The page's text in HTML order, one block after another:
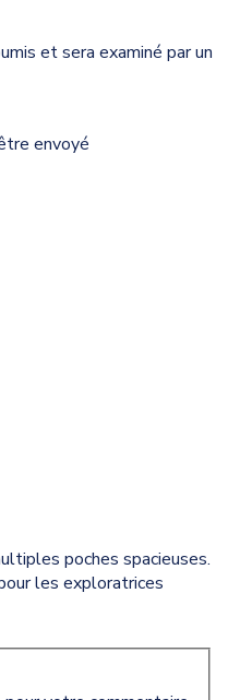
et sera examiné par un
envoyé
poches spacieuses.
les exploratrices